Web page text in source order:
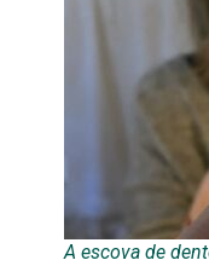
A escova de